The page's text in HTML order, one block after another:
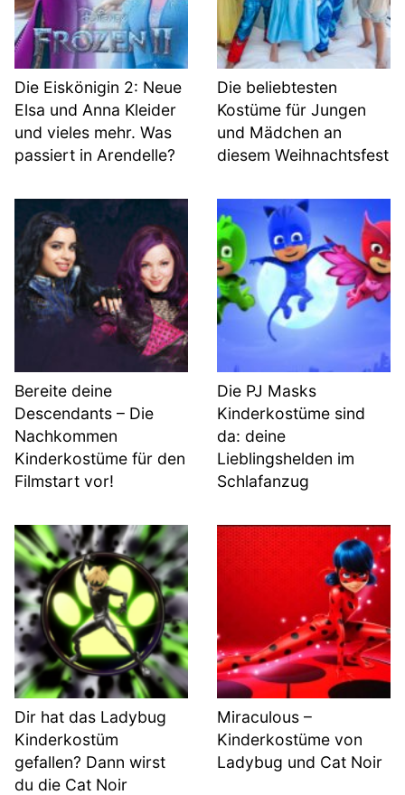
Die Eiskönigin 2: Neue
Elsa und Anna Kleider
und vieles mehr. Was
passiert in Arendelle?
Die beliebtesten
Kostüme für Jungen
und Mädchen an
diesem Weihnachtsfest
Bereite deine
Descendants – Die
Nachkommen
Kinderkostüme für den
Filmstart vor!
Die PJ Masks
Kinderkostüme sind
da: deine
Lieblingshelden im
Schlafanzug
Dir hat das Ladybug
Kinderkostüm
gefallen? Dann wirst
du die Cat Noir
Miraculous –
Kinderkostüme von
Ladybug und Cat Noir